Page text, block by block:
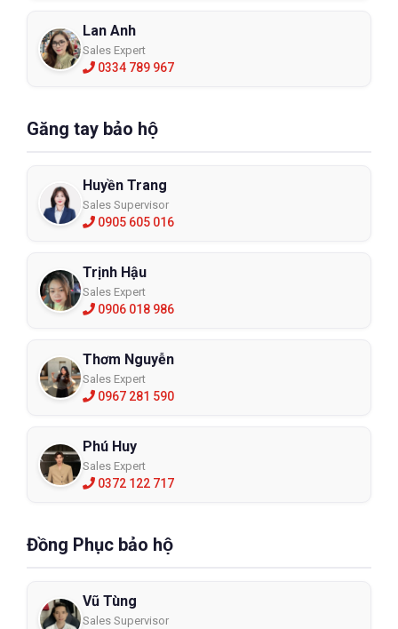
Lan Anh
Sales Expert
0334 789 967
Găng tay bảo hộ
Huyền Trang
Sales Supervisor
0905 605 016
Trịnh Hậu
Sales Expert
0906 018 986
Thơm Nguyễn
Sales Expert
0967 281 590
Phú Huy
Sales Expert
0372 122 717
Đồng Phục bảo hộ
Vũ Tùng
Sales Supervisor